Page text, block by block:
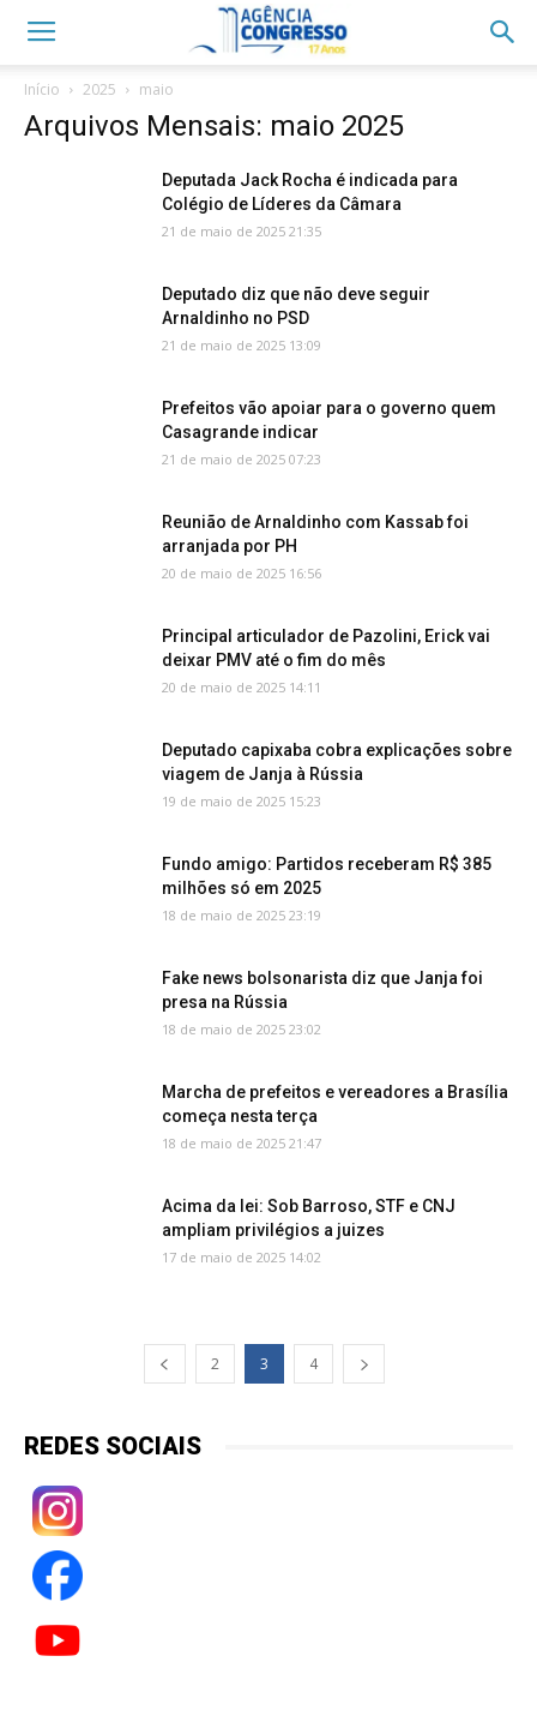
Início 2025 maio
Arquivos Mensais: maio 2025
Deputada Jack Rocha é indicada para
Colégio de Líderes da Câmara
21 de maio de 2025 21:35
Deputado diz que não deve seguir
Arnaldinho no PSD
21 de maio de 2025 13:09
Prefeitos vão apoiar para o governo quem
Casagrande indicar
21 de maio de 2025 07:23
Reunião de Arnaldinho com Kassab foi
arranjada por PH
20 de maio de 2025 16:56
Principal articulador de Pazolini, Erick vai
deixar PMV até o fim do mês
20 de maio de 2025 14:11
Deputado capixaba cobra explicações sobre
viagem de Janja à Rússia
19 de maio de 2025 15:23
Fundo amigo: Partidos receberam R$ 385
milhões só em 2025
18 de maio de 2025 23:19
Fake news bolsonarista diz que Janja foi
presa na Rússia
18 de maio de 2025 23:02
Marcha de prefeitos e vereadores a Brasília
começa nesta terça
18 de maio de 2025 21:47
Acima da lei: Sob Barroso, STF e CNJ
ampliam privilégios a juizes
17 de maio de 2025 14:02
2 3 4
REDES SOCIAIS